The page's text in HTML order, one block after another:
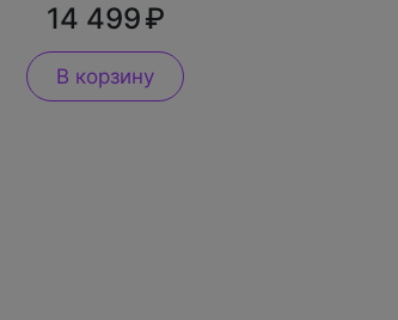
14 499
В корзину